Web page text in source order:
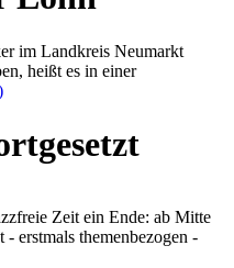
im Landkreis Neumarkt
heißt es in einer
Zeit ein Ende: ab Mitte
erstmals themenbezogen -